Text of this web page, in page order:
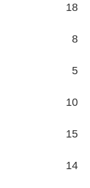
18
8
5
10
15
14